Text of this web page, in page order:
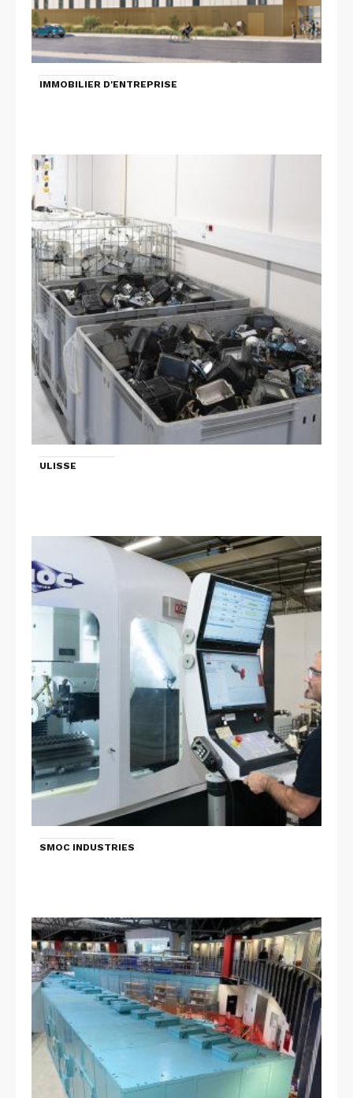
IMMOBILIER D'ENTREPRISE
ULISSE
SMOC INDUSTRIES